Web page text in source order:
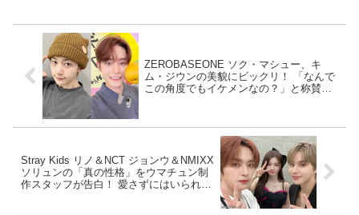
ZEROBASEONE ソク・マシュー、キ
ム・ジウンの美貌にビックリ！ 「なんで
この角度でもイケメンなの？」と称賛が
Stray Kids リノ＆NCT ジョンウ＆NMIXX
ソリュンの「真の性格」をウマチュン制
作スタッフが告白！ 愛さずにはいられな